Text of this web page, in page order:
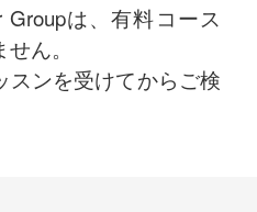
Groupは、有料コース
ん。
スンを受けてからご検